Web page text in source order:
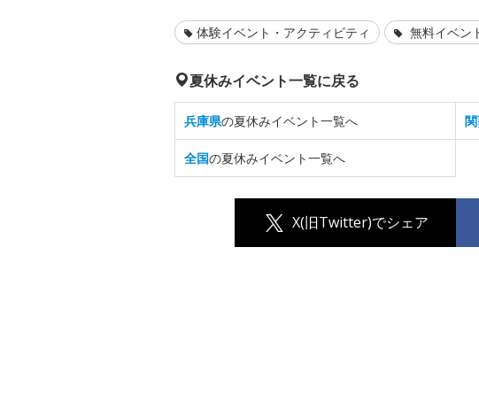
体験イベント・アクティビティ 無料イベン
夏休みイベント一覧に戻る
兵庫県の夏休みイベント一覧へ
全国の夏休みイベント一覧へ
X(旧Twitter)でシェア